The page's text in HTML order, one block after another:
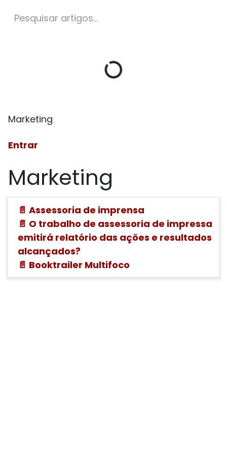
Marketing
Entrar
Marketing
📄 Assessoria de imprensa
📄 O trabalho de assessoria de impressa
emitirá relatório das ações e resultados
alcançados?
📄 Booktrailer Multifoco